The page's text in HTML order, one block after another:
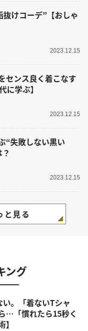
けコーデ”【おしゃ
2023.12.15
センス良く着こなす
に学ぶ】
2023.12.15
“失敗しない黒い
2023.12.15
と見る
ング
…「慣れたら15秒く